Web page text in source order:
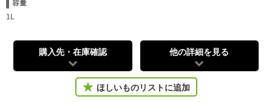
容量
1L
購入先・在庫確認 他の詳細を見る
ほしいものリストに追加